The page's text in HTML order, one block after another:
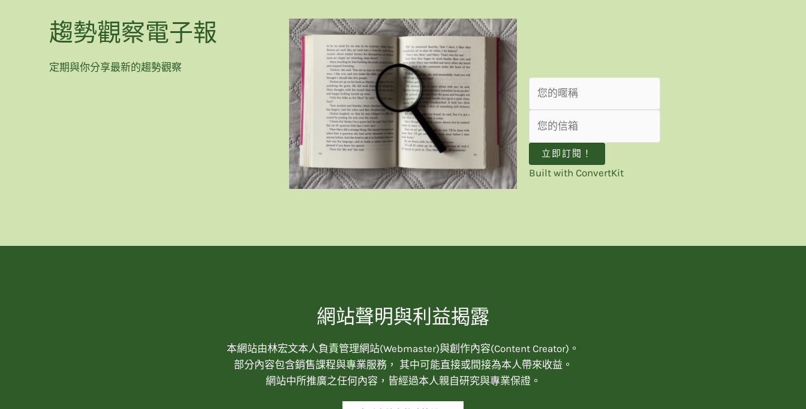
趨勢觀察電子報
定期與你分享最新的趨勢觀察
立即訂閱！
Built with ConvertKit
網站聲明與利益揭露
本網站由林宏文本人負責管理網站(Webmaster)與創作內容(Content Creator)。
部分內容包含銷售課程與專業服務， 其中可能直接或間接為本人帶來收益。
網站中所推廣之任何內容，皆經過本人親自研究與專業保證。